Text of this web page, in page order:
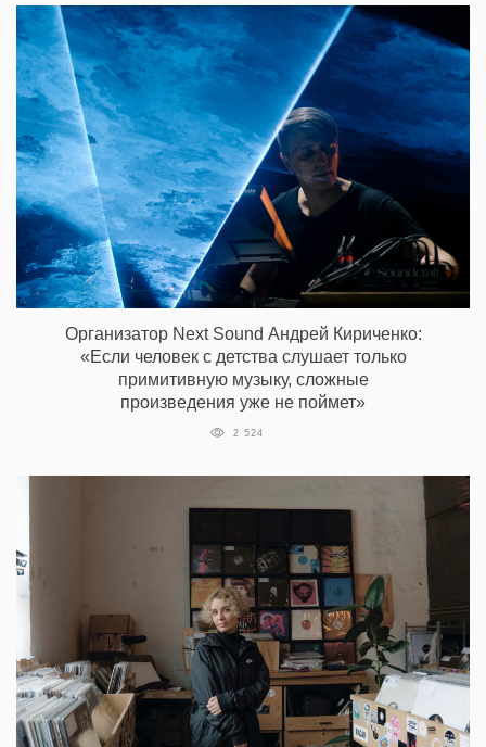
Организатор Next Sound Андрей Кириченко:
«Если человек с детства слушает только
примитивную музыку, сложные
произведения уже не поймет»
2 524